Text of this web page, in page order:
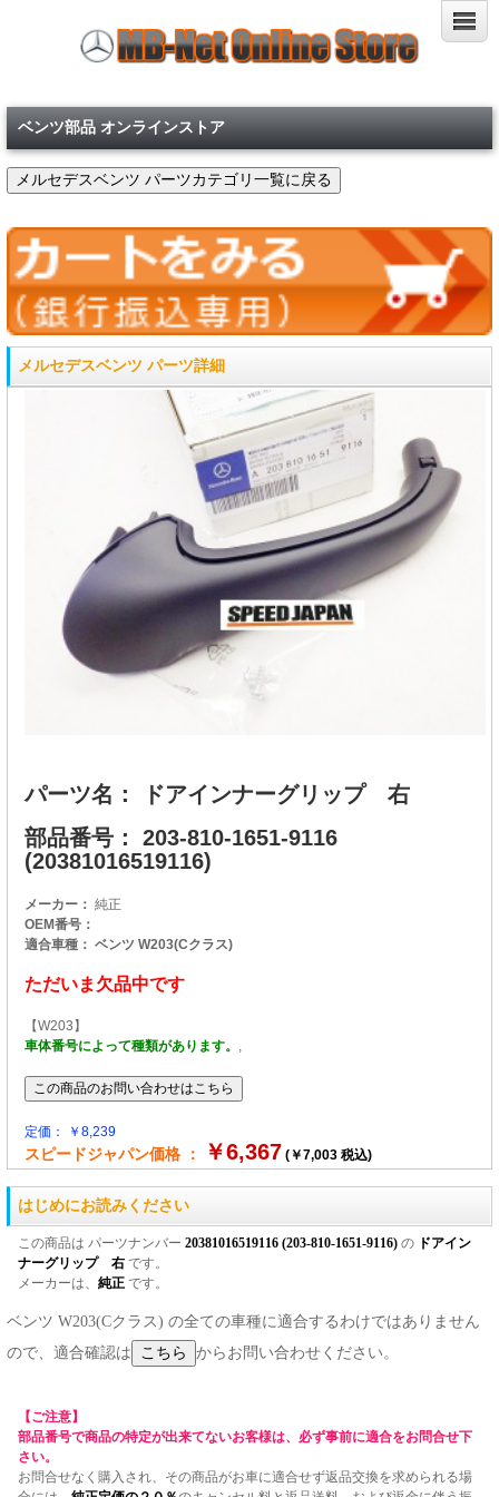
ベンツ部品 オンラインストア
メルセデスベンツ パーツ詳細
パーツ名： ドアインナーグリップ 右
部品番号： 203-810-1651-9116
(20381016519116)
メーカー： 純正
OEM番号：
適合車種： ベンツ W203(Cクラス)
ただいま欠品中です
【W203】
車体番号によって種類があります。 ,
定価： ￥8,239
スピードジャパン価格 ： ￥6,367 (￥7,003 税込)
はじめにお読みください
この商品は パーツナンバー 20381016519116 (203-810-1651-9116) の ドアイン
ナーグリップ 右 です。
メーカーは、 純正 です。
ベンツ W203(Cクラス) の全ての車種に適合するわけではありません
ので、適合確認は
からお問い合わせください。
【ご注意】
部品番号で商品の特定が出来てないお客様は、必ず事前に適合をお問合せ下
さい。
お問合せなく購入され、その商品がお車に適合せず返品交換を求められる場